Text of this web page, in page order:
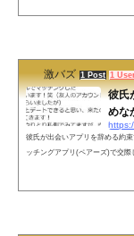
激バズ 1 Post 1
彼氏
めな
彼氏が出会いアプリを辞める約
ッチングアプリ(ペアーズ)で交